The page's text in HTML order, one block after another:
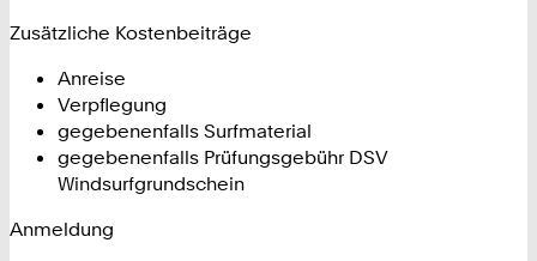
Zusätzliche Kostenbeiträge
Anreise
Verpflegung
gegebenenfalls Surfmaterial
gegebenenfalls Prüfungsgebühr DSV
Windsurfgrundschein
Anmeldung